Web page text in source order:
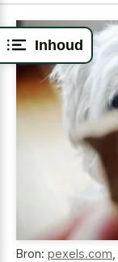
Inhoud
Bron: pexels.com